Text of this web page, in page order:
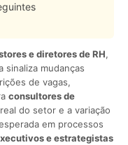
e diretores de RH,
sinaliza mudanças
de vagas,
consultores de
do setor e a variação
em processos
e estrategistas